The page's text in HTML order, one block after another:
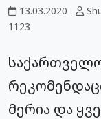
13.03.2020
1123
მერია და